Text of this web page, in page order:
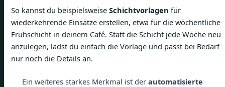
So kannst du beispielsweise Schichtvorlagen für
wiederkehrende Einsätze erstellen, etwa für die wöchentliche
Frühschicht in deinem Café. Statt die Schicht jede Woche neu
anzulegen, lädst du einfach die Vorlage und passt bei Bedarf
nur noch die Details an.
Ein weiteres starkes Merkmal ist der automatisierte